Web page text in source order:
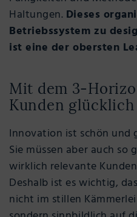
Haltungen. Dieses
Betriebssystem zu
ist eine der obersten
Mit dem 3-
Kunden glücklich
Innovation ist schön und
Sie müssen aber auch so
wirklich relevante
Deshalb ist es wichtig,
nicht im stillen